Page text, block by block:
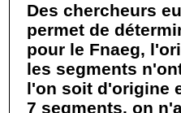
Des chercheurs
permet de
pour le Fnaeg,
les segments
l'on soit d'origine
7 segments, on